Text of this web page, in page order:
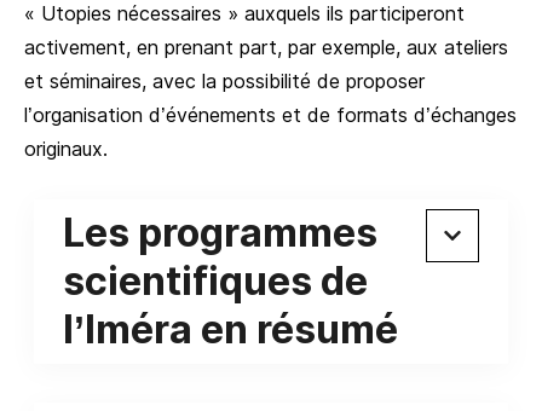
« Utopies nécessaires » auxquels ils participeront
activement, en prenant part, par exemple, aux ateliers
et séminaires, avec la possibilité de proposer
l’organisation d’événements et de formats d’échanges
originaux.
Les programmes
scientifiques de
l’Iméra en résumé